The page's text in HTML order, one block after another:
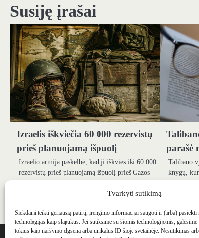
Tvarkyti sutikimą
Siekdami teikti geriausią patirtį, įrenginio informacijai saugoti ir (arba) pasiekti
technologijas kaip slapukus. Jei sutiksime su šiomis technologijomis,
tokius kaip naršymo elgsena arba unikalūs ID šioje svetainėje. Nesutikimas
įrašų
Susiję įrašai
Izraelis iškviečia 60 000 rezervistų
prieš planuojamą išpuolį
Izraelio armija paskelbė, kad ji iškvies iki 60 000
rezervistų prieš planuojamą išpuolį prieš Gazos
miestą, o visi, kurie buvo…
parašė
Talibano
knygų,
yra naujo
WEBSTUDIO.LT© SKAITMENINIO MARKETINGO